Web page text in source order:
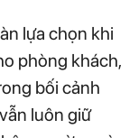
lựa chọn khi
phòng khách,
bối cảnh
luôn giữ